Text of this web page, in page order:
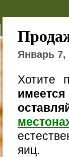
Январь 7,
Хотите
яиц.